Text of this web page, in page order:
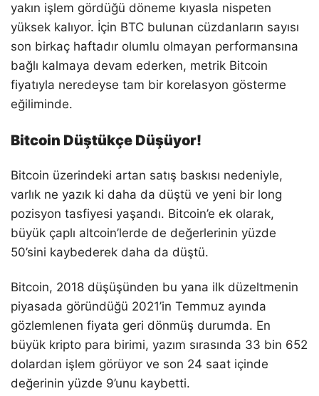
yakın işlem gördüğü döneme kıyasla nispeten
yüksek kalıyor. İçin BTC bulunan cüzdanların sayısı
son birkaç haftadır olumlu olmayan performansına
bağlı kalmaya devam ederken, metrik Bitcoin
fiyatıyla neredeyse tam bir korelasyon gösterme
eğiliminde.
Bitcoin Düştükçe Düşüyor!
Bitcoin üzerindeki artan satış baskısı nedeniyle,
varlık ne yazık ki daha da düştü ve yeni bir long
pozisyon tasfiyesi yaşandı. Bitcoin’e ek olarak,
büyük çaplı altcoin’lerde de değerlerinin yüzde
50’sini kaybederek daha da düştü.
Bitcoin, 2018 düşüşünden bu yana ilk düzeltmenin
piyasada göründüğü 2021’in Temmuz ayında
gözlemlenen fiyata geri dönmüş durumda. En
büyük kripto para birimi, yazım sırasında 33 bin 652
dolardan işlem görüyor ve son 24 saat içinde
değerinin yüzde 9’unu kaybetti.